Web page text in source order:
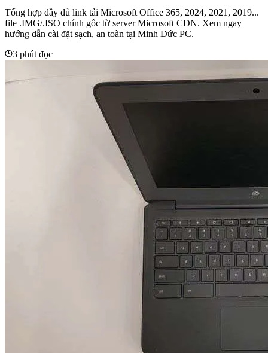
Tổng hợp đầy đủ link tải Microsoft Office 365, 2024, 2021, 2019...
file .IMG/.ISO chính gốc từ server Microsoft CDN. Xem ngay
hướng dẫn cài đặt sạch, an toàn tại Minh Đức PC.
3 phút đọc